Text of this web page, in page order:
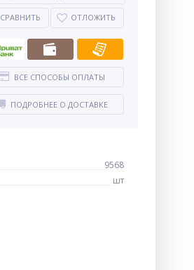
СРАВНИТЬ ОТЛОЖИТЬ
ВСЕ СПОСОБЫ ОПЛАТЫ
ПОДРОБНЕЕ О ДОСТАВКЕ
9568
шт